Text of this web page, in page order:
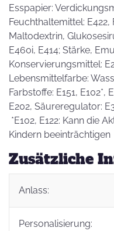
Esspapier:
Feuchthaltemittel: E422,
Maltodextrin,
E460i, E414; Stärke,
Konservierungsmittel:
Lebensmittelfarbe:
Farbstoffe: E151, E102*,
E202, Säureregulator:
*E102, E122: Kann die
Kindern beeinträchtigen
Zusätzliche
Anlass:
Personalisierung: